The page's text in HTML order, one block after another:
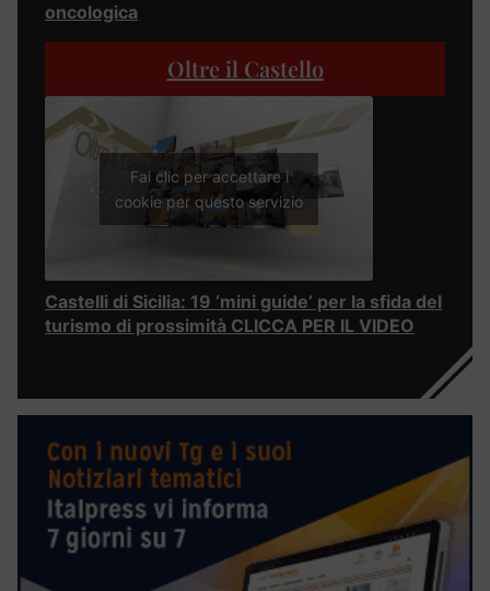
oncologica
Oltre il Castello
Fai clic per accettare i
cookie per questo servizio
Castelli di Sicilia: 19 ‘mini guide’ per la sfida del
turismo di prossimità CLICCA PER IL VIDEO